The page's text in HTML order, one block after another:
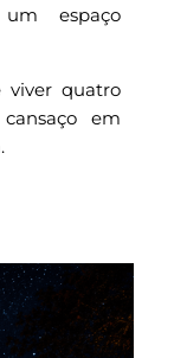
espaço
quatro
em